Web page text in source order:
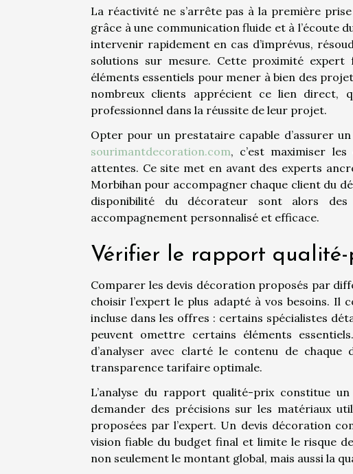
La réactivité ne s’arrête pas à la première
grâce à une communication fluide et à l’écoute
intervenir rapidement en cas d’imprévus,
solutions sur mesure. Cette proximité
éléments essentiels pour mener à bien des
nombreux clients apprécient ce lien direct,
professionnel dans la réussite de leur projet.
Opter pour un prestataire capable d’assurer
sourimantdecoration.com, c’est maximiser
attentes. Ce site met en avant des experts
Morbihan pour accompagner chaque client du
disponibilité du décorateur sont alors des
accompagnement personnalisé et efficace.
Vérifier le rapport qualité-
Comparer les devis décoration proposés par
choisir l’expert le plus adapté à vos besoins. Il
incluse dans les offres : certains spécialistes
peuvent omettre certains éléments
d’analyser avec clarté le contenu de
transparence tarifaire optimale.
L’analyse du rapport qualité-prix constitue
demander des précisions sur les matériaux
proposées par l’expert. Un devis décoration
vision fiable du budget final et limite le risque
non seulement le montant global, mais aussi la